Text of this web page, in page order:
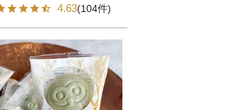
4.63(104件)